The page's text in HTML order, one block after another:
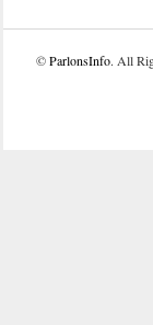
©ParlonsInfo. All